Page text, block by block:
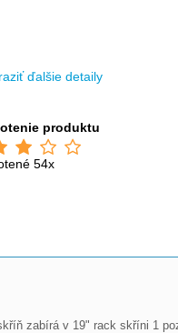
ďalšie detaily
produktu
54x
zabírá v 19" rack skříni 1